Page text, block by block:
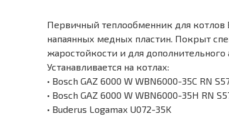
Первичный теплообменник для котлов
напаянных медных пластин. Покрыт
жаростойкости и для
Устанавливается на котлах:
• Bosch GAZ 6000 W WBN6000-35C RN
• Bosch GAZ 6000 W WBN6000-35H RN
• Buderus Logamax U072-35K